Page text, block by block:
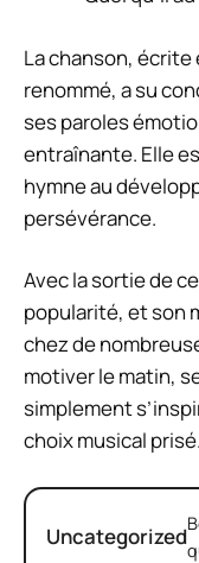
La chanson,
renommé, a su
ses paroles
entraînante. Elle
hymne au
persévérance.
Avec la sortie de
popularité, et son
chez de
motiver le matin,
simplement
choix musical prisé.
Uncategorized